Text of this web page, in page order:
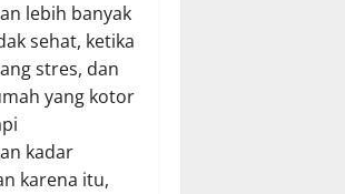
lebih banyak
sehat, ketika
stres, dan
yang kotor
kadar
karena itu,